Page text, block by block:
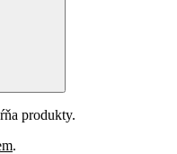
produkty.
.